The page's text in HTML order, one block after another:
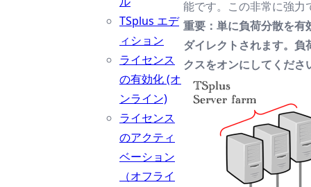
TSplus エデ
ィション
ライセンス
の有効化 (オ
ンライン)
ライセンス
のアクティ
ベーション
（オフライ
能です。この非常に強
重要：単に負荷分散を有
ダイレクトされます。
クスをオンにしてくださ